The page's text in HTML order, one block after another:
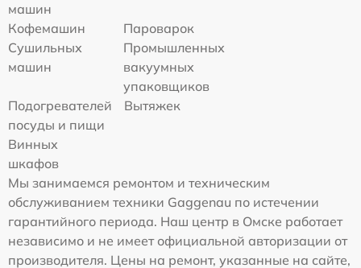
машин
Кофемашин
Пароварок
Сушильных
машин
Промышленных
вакуумных
упаковщиков
Подогревателей
посуды и пищи
Вытяжек
Винных
шкафов
Мы занимаемся ремонтом и техническим
обслуживанием техники Gaggenau по истечении
гарантийного периода. Наш центр в Омске работает
независимо и не имеет официальной авторизации от
производителя. Цены на ремонт, указанные на сайте,